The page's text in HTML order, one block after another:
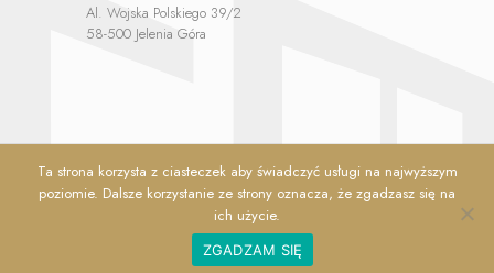
Al. Wojska Polskiego 39/2
58-500 Jelenia Góra
© 2020 Lech Plast. All Rights Reserved.
Ta strona korzysta z ciasteczek aby świadczyć usługi na najwyższym
poziomie. Dalsze korzystanie ze strony oznacza, że zgadzasz się na
ich użycie.
ZGADZAM SIĘ